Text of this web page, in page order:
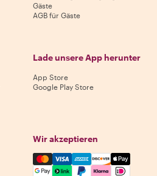
Gäste
AGB für Gäste
Lade unsere App herunter
App Store
Google Play Store
Wir akzeptieren
Mastercard, Visa, Amex,